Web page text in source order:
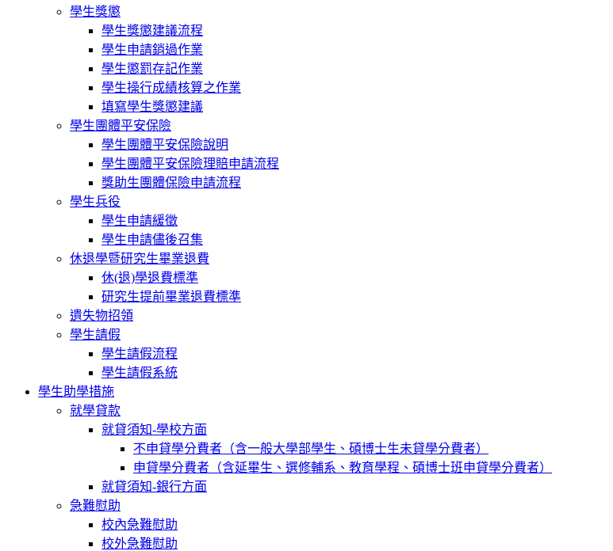
學生獎懲
學生獎懲建議流程
學生申請銷過作業
學生懲罰存記作業
學生操行成績核算之作業
填寫學生獎懲建議
學生團體平安保險
學生團體平安保險說明
學生團體平安保險理賠申請流程
獎助生團體保險申請流程
學生兵役
學生申請緩徵
學生申請儘後召集
休退學暨研究生畢業退費
休(退)學退費標準
研究生提前畢業退費標準
遺失物招領
學生請假
學生請假流程
學生請假系統
學生助學措施
就學貸款
就貸須知-學校方面
不申貸學分費者（含一般大學部學生、碩博士生未貸學分費者）
申貸學分費者（含延畢生、選修輔系、教育學程、碩博士班申貸學分費者）
就貸須知-銀行方面
急難慰助
校內急難慰助
校外急難慰助